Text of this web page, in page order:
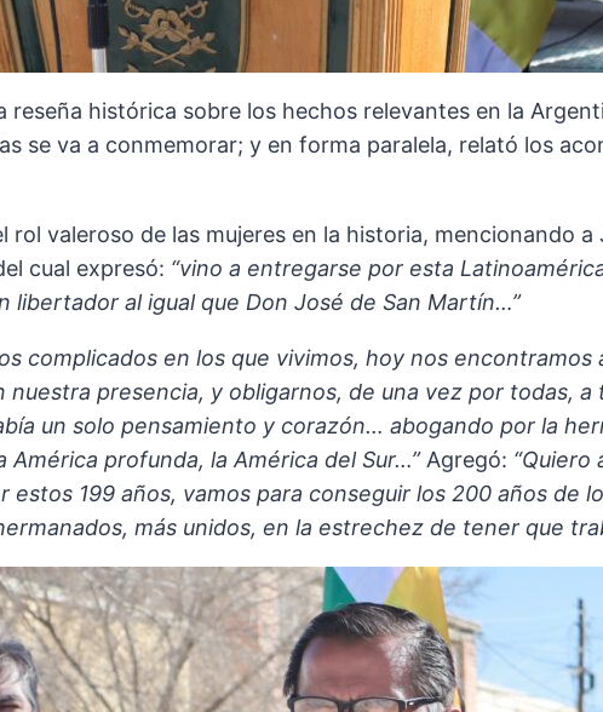
reseña histórica sobre los hechos relevantes en la
se va a conmemorar; y en forma paralela, relató los
rol valeroso de las mujeres en la historia, mencionando
cual expresó: “vino a entregarse por esta
libertador al igual que Don José de San Martín…”
complicados en los que vivimos, hoy nos
presencia, y obligarnos, de una vez por todas,
un solo pensamiento y corazón… abogando por la
profunda, la América del Sur…” Agregó: “Quiero
estos 199 años, vamos para conseguir los 200 años de
más unidos, en la estrechez de tener que